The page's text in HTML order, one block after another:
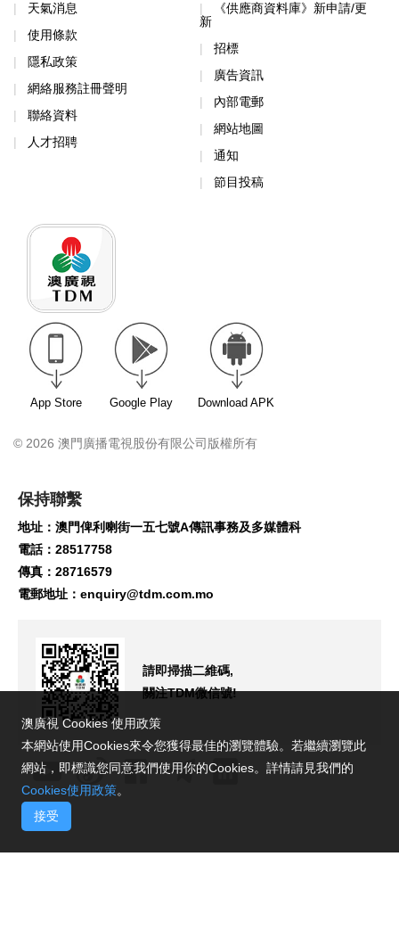
天氣消息
使用條款
隱私政策
網絡服務註冊聲明
聯絡資料
人才招聘
《供應商資料庫》新申請/更
新
招標
廣告資訊
內部電郵
網站地圖
通知
節目投稿
App Store Google Play Download APK
© 2026 澳門廣播電視股份有限公司版權所有
保持聯繫
地址：澳門俾利喇街一五七號A傳訊事務及多媒體科
電話：28517758
傳真：28716579
電郵地址： enquiry@tdm.com.mo
請即掃描二維碼,
關注TDM微信號!
澳廣視 Cookies 使用政策
本網站使用Cookies來令您獲得最佳的瀏覽體驗。若繼續瀏覽此
網站，即標識您同意我們使用你的Cookies。詳情請見我們的
Cookies使用政策。
接受